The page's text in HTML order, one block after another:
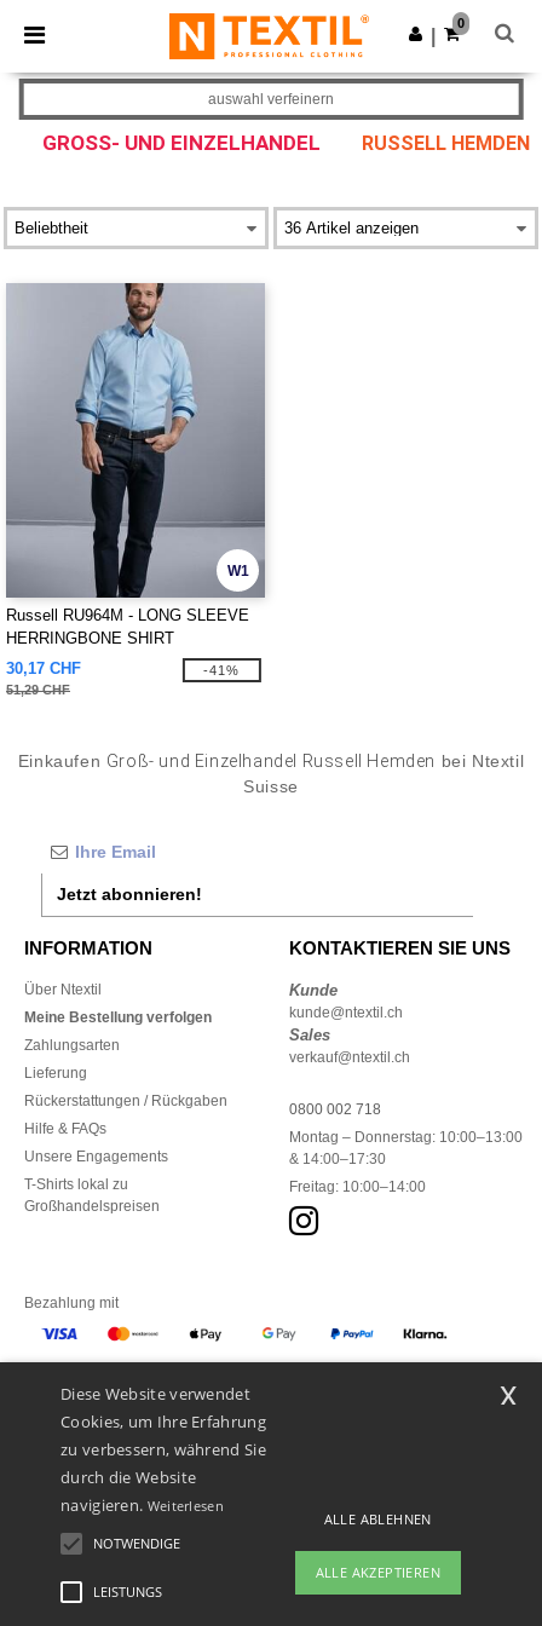
× Ntextil App
Bessere Preise in der App!
App holen
0
GROSS- UND EINZELHANDEL RUSSELL HEMDEN
auswahl verfeinern
W1
Russell RU964M - LONG SLEEVE
HERRINGBONE SHIRT
30,17 CHF
51,29 CHF
-41%
Einkaufen Groß- und Einzelhandel Russell Hemden bei Ntextil
Suisse
Jetzt abonnieren!
INFORMATION
Über Ntextil
Meine Bestellung verfolgen
Zahlungsarten
Lieferung
Rückerstattungen / Rückgaben
Hilfe & FAQs
Unsere Engagements
T-Shirts lokal zu
Großhandelspreisen
KONTAKTIEREN SIE UNS
Kunde
kunde@ntextil.ch
Sales
verkauf@ntextil.ch
0800 002 718
Montag – Donnerstag: 10:00–13:00
& 14:00–17:30
Freitag: 10:00–14:00
Bezahlung mit
Unsere Paketzusteller
Diese Website verwendet
Cookies, um Ihre Erfahrung
zu verbessern, während Sie
durch die Website
navigieren. Weiterlesen
NOTWENDIGE
LEISTUNGS
ALLE ABLEHNEN
ALLE AKZEPTIEREN
x